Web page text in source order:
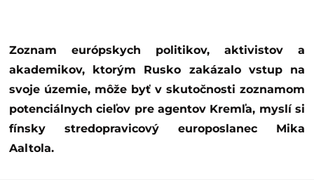
Zoznam európskych politikov, aktivistov a
akademikov, ktorým Rusko zakázalo vstup na
svoje územie, môže byť v skutočnosti zoznamom
potenciálnych cieľov pre agentov Kremľa, myslí si
fínsky stredopravicový europoslanec Mika
Aaltola.